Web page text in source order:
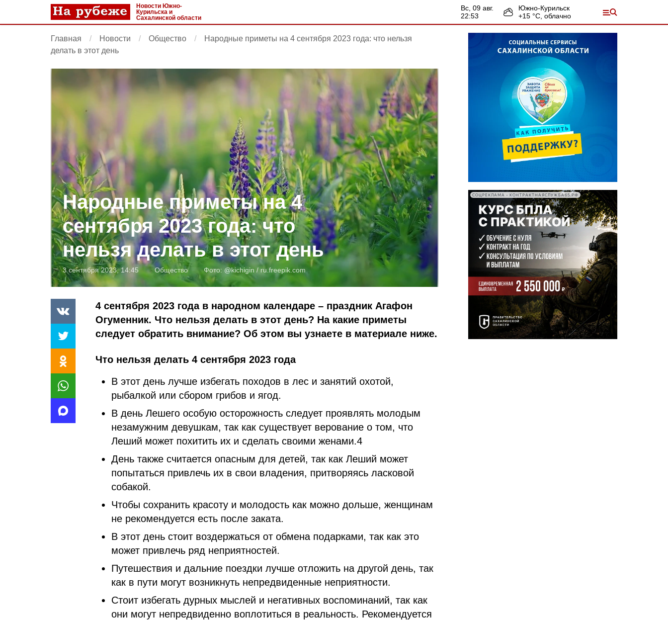
Новости Южно-
Курильска и
Сахалинской области
вс, 09 авг.
22:53
Южно-Курильск
+15 °С, облачно
Главная Новости Общество
Народные приметы на 4 сентября 2023 года: что нельзя
делать в этот день
Народные приметы на 4
сентября 2023 года: что
нельзя делать в этот день
3 сентября 2023, 14:45 Общество Фото: @kichigin /ru.freepik.com
4 сентября 2023 года в народном календаре – праздник Агафон
Огуменник. Что нельзя делать в этот день? На какие приметы
следует обратить внимание? Об этом вы узнаете в материале ниже.
Что нельзя делать 4 сентября 2023 года
В этот день лучше избегать походов в лес и занятий охотой,
рыбалкой или сбором грибов и ягод.
В день Лешего особую осторожность следует проявлять молодым
незамужним девушкам, так как существует верование о том, что
Леший может похитить их и сделать своими женами.4
День также считается опасным для детей, так как Леший может
попытаться привлечь их в свои владения, притворяясь ласковой
собакой.
Чтобы сохранить красоту и молодость как можно дольше, женщинам
не рекомендуется есть после заката.
В этот день стоит воздержаться от обмена подарками, так как это
может привлечь ряд неприятностей.
Путешествия и дальние поездки лучше отложить на другой день, так
как в пути могут возникнуть непредвиденные неприятности.
Стоит избегать дурных мыслей и негативных воспоминаний, так как
они могут непредвиденно воплотиться в реальность. Рекомендуется
СОЦРЕКЛАМА • КОНТРАКТНАЯСЛУЖБА65.РФ